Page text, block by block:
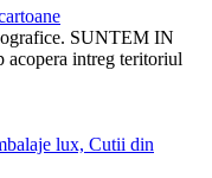
SUNTEM IN
acopera intreg teritoriul
lux, Cutii din